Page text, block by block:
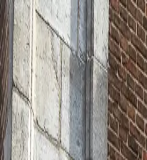
Saltar al contenido
Cookies Productos argentinos Visítanos
Más
Comprar online